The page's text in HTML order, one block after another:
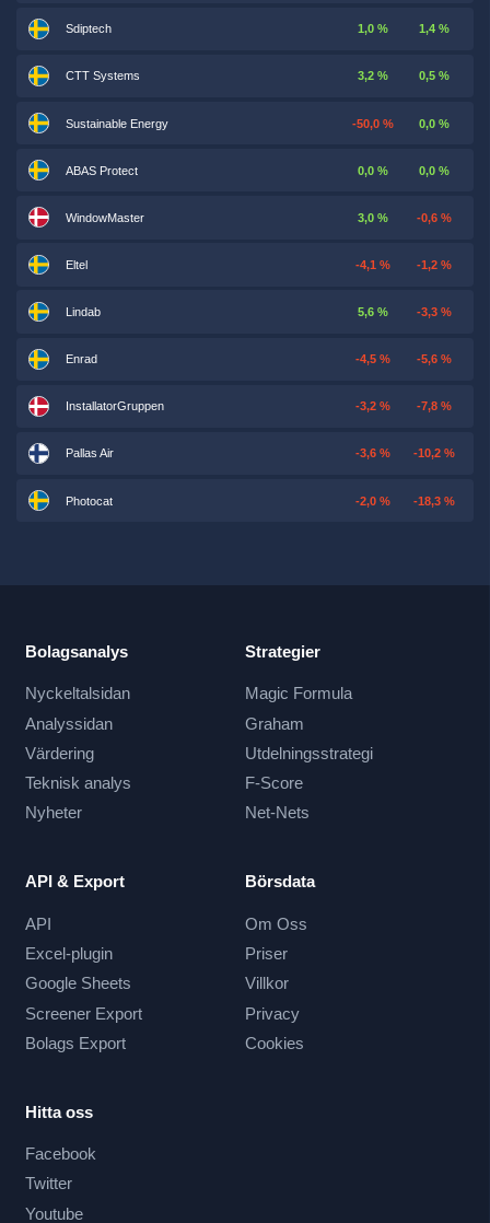
Sdiptech 1,0 % 1,4 %
CTT Systems 3,2 % 0,5 %
Sustainable Energy -50,0 % 0,0 %
ABAS Protect 0,0 % 0,0 %
WindowMaster 3,0 % -0,6 %
Eltel -4,1 % -1,2 %
Lindab 5,6 % -3,3 %
Enrad -4,5 % -5,6 %
InstallatorGruppen -3,2 % -7,8 %
Pallas Air -3,6 % -10,2 %
Photocat -2,0 % -18,3 %
Bolagsanalys
Nyckeltalsidan
Analyssidan
Värdering
Teknisk analys
Nyheter
Strategier
Magic Formula
Graham
Utdelningsstrategi
F-Score
Net-Nets
API & Export
API
Excel-plugin
Google Sheets
Screener Export
Bolags Export
Börsdata
Om Oss
Priser
Villkor
Privacy
Cookies
Hitta oss
Facebook
Twitter
Youtube